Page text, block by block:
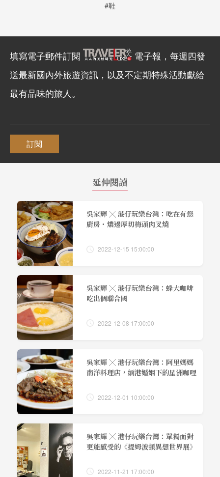
#鞋
填寫電子郵件訂閱
電子報，每週四發
送最新國內外旅遊資訊，以及不定期特殊活動獻給
最有品味的旅人。
訂閱
延伸閱讀
吳家輝 ╳ 港仔玩樂台灣：吃在有您
廚房・燶邊厚切梅頭肉叉燒
2022-12-15 15:00:00
吳家輝 ╳ 港仔玩樂台灣：蜂大咖啡
吃出個聯合國
2022-12-08 17:00:00
吳家輝 ╳ 港仔玩樂台灣：阿里媽媽
南洋料理店，緬港婚姻下的星洲咖哩
2022-12-01 10:00:00
吳家輝 ╳ 港仔玩樂台灣：單獨面對
更能感受的《提姆波頓異想世界展》
2022-11-21 17:00:00